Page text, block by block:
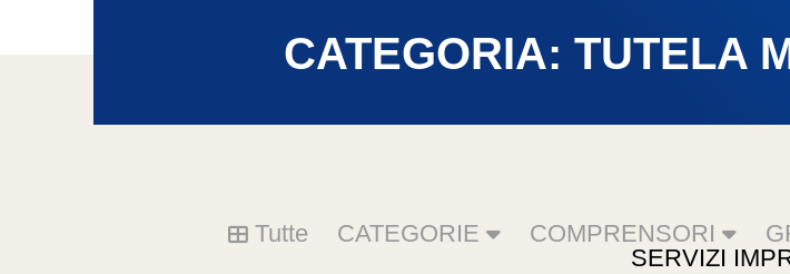
CATEGORIA: TUTELA
Tutte CATEGORIE COMPRENSORI
SERVIZI